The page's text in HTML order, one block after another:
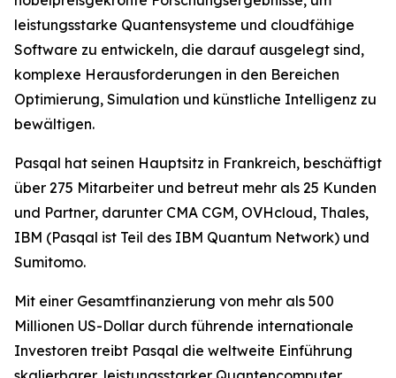
leistungsstarke Quantensysteme und cloudfähige
Software zu entwickeln, die darauf ausgelegt sind,
komplexe Herausforderungen in den Bereichen
Optimierung, Simulation und künstliche Intelligenz zu
bewältigen.
Pasqal hat seinen Hauptsitz in Frankreich, beschäftigt
über 275 Mitarbeiter und betreut mehr als 25 Kunden
und Partner, darunter CMA CGM, OVHcloud, Thales,
IBM (Pasqal ist Teil des IBM Quantum Network) und
Sumitomo.
Mit einer Gesamtfinanzierung von mehr als 500
Millionen US-Dollar durch führende internationale
Investoren treibt Pasqal die weltweite Einführung